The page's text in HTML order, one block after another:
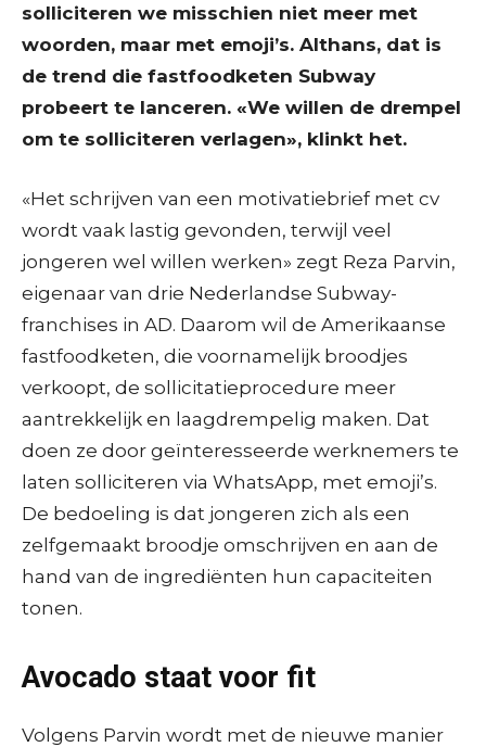
solliciteren we misschien niet meer met
woorden, maar met emoji’s. Althans, dat is
de trend die fastfoodketen Subway
probeert te lanceren. «We willen de drempel
om te solliciteren verlagen», klinkt het.
«Het schrijven van een motivatiebrief met cv
wordt vaak lastig gevonden, terwijl veel
jongeren wel willen werken» zegt Reza Parvin,
eigenaar van drie Nederlandse Subway-
franchises in AD. Daarom wil de Amerikaanse
fastfoodketen, die voornamelijk broodjes
verkoopt, de sollicitatieprocedure meer
aantrekkelijk en laagdrempelig maken. Dat
doen ze door geïnteresseerde werknemers te
laten solliciteren via WhatsApp, met emoji’s.
De bedoeling is dat jongeren zich als een
zelfgemaakt broodje omschrijven en aan de
hand van de ingrediënten hun capaciteiten
tonen.
Avocado staat voor fit
Volgens Parvin wordt met de nieuwe manier